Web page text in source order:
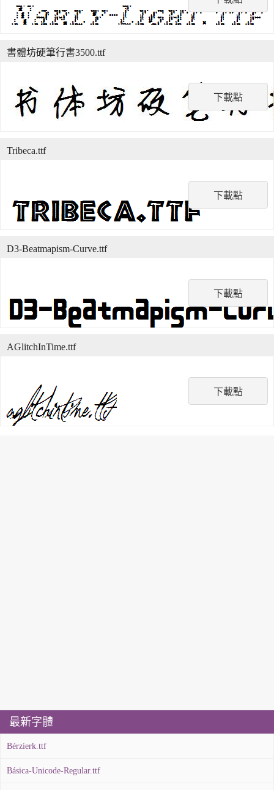
下載點
書體坊硬筆行書3500.ttf
下載點
Tribeca.ttf
下載點
D3-Beatmapism-Curve.ttf
下載點
AGlitchInTime.ttf
最新字體
Bérzierk.ttf
Básica-Unicode-Regular.ttf